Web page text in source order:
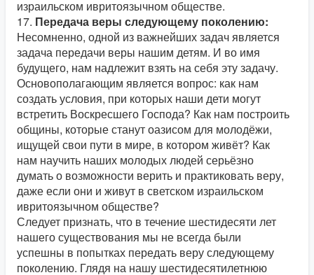
израильском ивритоязычном обществе.
17. Передача веры следующему поколению:
Несомненно, одной из важнейших задач является
задача передачи веры нашим детям. И во имя
будущего, нам надлежит взять на себя эту задачу.
Основополагающим является вопрос: как нам
создать условия, при которых наши дети могут
встретить Воскресшего Господа? Как нам построить
общины, которые станут оазисом для молодёжи,
ищущей свои пути в мире, в котором живёт? Как
нам научить наших молодых людей серьёзно
думать о возможности верить и практиковать веру,
даже если они и живут в светском израильском
ивритоязычном обществе?
Следует признать, что в течение шестидесяти лет
нашего существования мы не всегда были
успешны в попытках передать веру следующему
поколению. Глядя на нашу шестидесятилетнюю